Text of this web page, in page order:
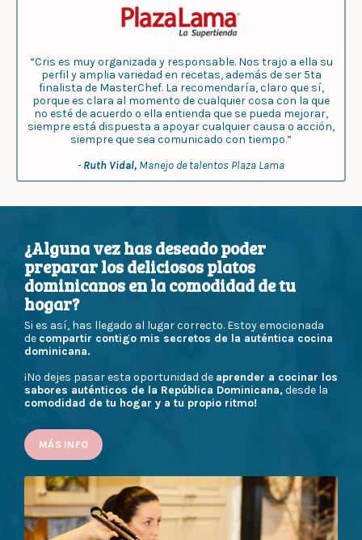
“Cris es muy organizada y responsable. Nos trajo a ella su
perfil y amplia variedad en recetas, además de ser 5ta
finalista de MasterChef. La recomendaría, claro que sí,
porque es clara al momento de cualquier cosa con la que
no esté de acuerdo o ella entienda que se pueda mejorar,
siempre está dispuesta a apoyar cualquier causa o acción,
siempre que sea comunicado con tiempo.”
-Ruth Vidal, Manejo de talentos Plaza Lama
¿Alguna vez has deseado poder
preparar los deliciosos platos
dominicanos en la comodidad de tu
hogar?
Si es así, has llegado al lugar correcto. Estoy emocionada
de compartir contigo mis secretos de la auténtica cocina
dominicana.
¡No dejes pasar esta oportunidad de aprender a cocinar los
sabores auténticos de la República Dominicana,desde la
comodidad de tu hogar y a tu propio ritmo!
MÁS INFO